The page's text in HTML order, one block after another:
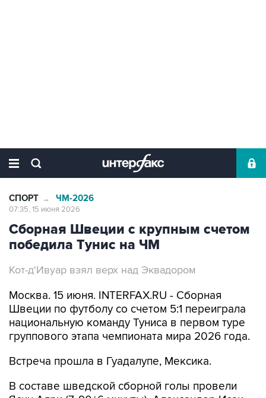
СПОРТ → ЧМ-2026
07:35, 15 июня 2026
Сборная Швеции с крупным счетом
победила Тунис на ЧМ
Кот-д'Ивуар взял верх над Эквадором
Москва. 15 июня. INTERFAX.RU - Сборная
Швеции по футболу со счетом 5:1 переиграла
национальную команду Туниса в первом туре
группового этапа чемпионата мира 2026 года.
Встреча прошла в Гуадалупе, Мексика.
В составе шведской сборной голы провели